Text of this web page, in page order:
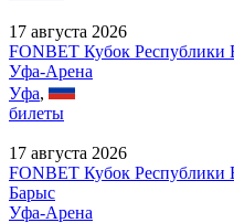
17 августа 2026
FONBET Кубок
Уфа-Арена
Уфа,
билеты
17 августа 2026
FONBET Кубок
Барыс
Уфа-Арена